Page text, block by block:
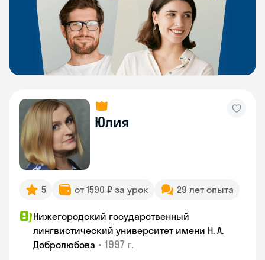
Юлия
5 от 1590 ₽ за урок 29 лет опыта
Нижегородский государственный
лингвистический университет имени Н. А.
Добролюбова • 1997 г.